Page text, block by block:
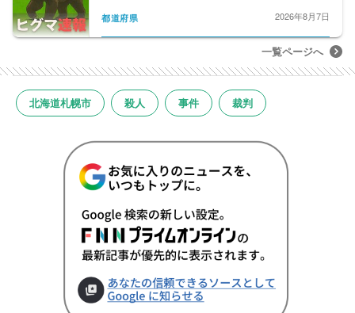
都道府県 2026年8月7日
一覧ページへ
北海道札幌市 殺人 事件 裁判